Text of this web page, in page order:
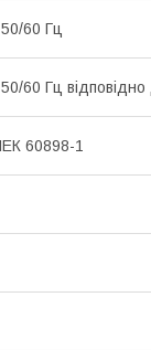
60 Гц
60 Гц
60898-1